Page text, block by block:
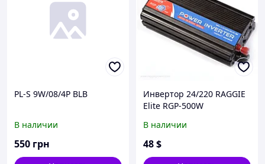
PL-S 9W/08/4P BLB
В наличии
550 грн
Инвертор 24/220 RAGGIE
Elite RGP-500W
В наличии
48$